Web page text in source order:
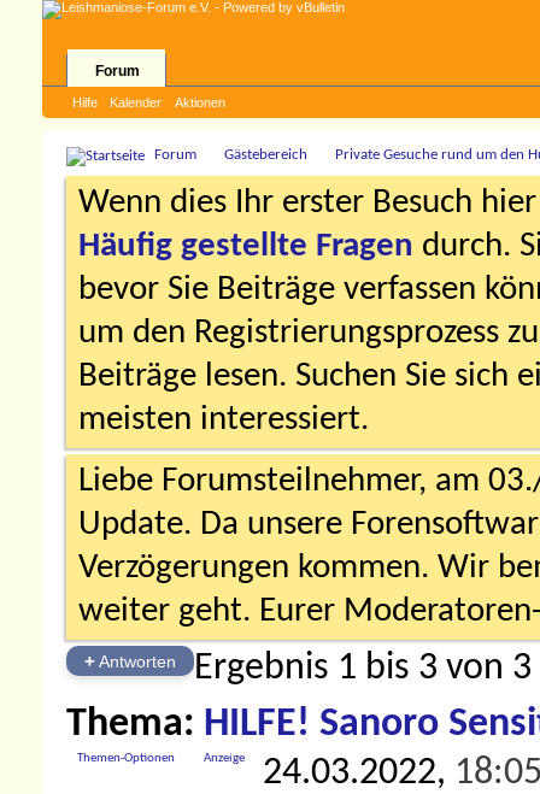
Forum
Hilfe Kalender Aktionen
Forum Gästebereich Private Gesuche rund um den
Wenn dies Ihr erster Besuch
Häufig gestellte Fragen durch.
bevor Sie Beiträge verfassen
um den Registrierungsprozess
Beiträge lesen. Suchen Sie sich
meisten interessiert.
Liebe Forumsteilnehmer, am
Update. Da unsere
Verzögerungen kommen. Wir
weiter geht. Eurer
+Antworten Ergebnis 1 bis 3 von 3
Thema: HILFE! Sanoro
Themen-Optionen Anzeige 24.03.2022,